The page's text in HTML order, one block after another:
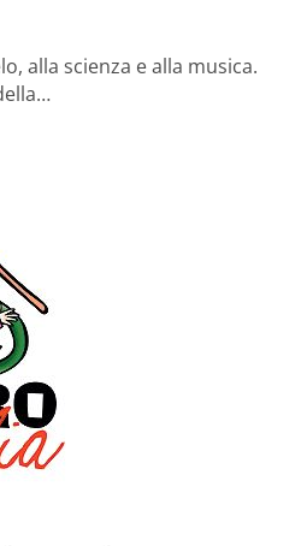
alla scienza e alla musica.